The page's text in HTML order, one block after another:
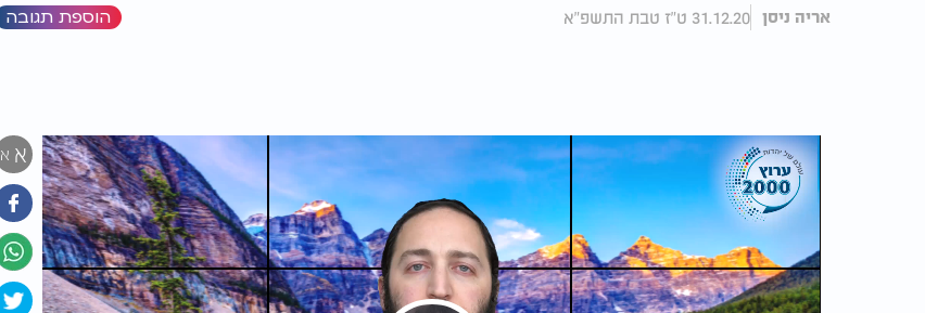
אריה ניסן 31.12.20 ט"ז טבת התשפ"א הוספת תגובה
א א